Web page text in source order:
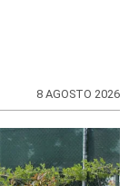
8 AGOSTO 2026